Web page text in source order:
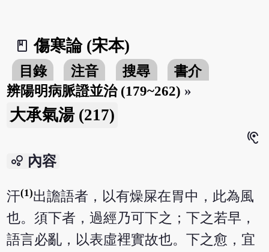
book_2
傷寒論 (宋本)
目錄 注音 搜尋
書介
辨陽明病脈證並治 (179~262) »
大承氣湯 (217)
hearing
bubble_chart 內容
汗(1)出譫語者，以有燥屎在胃中，此為風
也。須下者，過經乃可下之；下之若早，
語言必亂，以表虛裡實故也。下之愈，宜